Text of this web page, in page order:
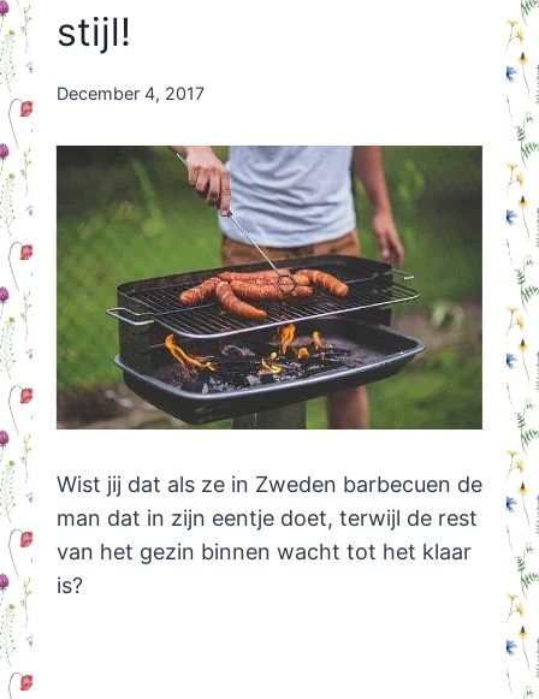
stijl!
By
Orriëns
December 4, 2017
Wist jij dat als ze in Zweden barbecuen de
man dat in zijn eentje doet, terwijl de rest
van het gezin binnen wacht tot het klaar
is?